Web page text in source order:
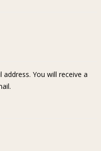
You will receive a